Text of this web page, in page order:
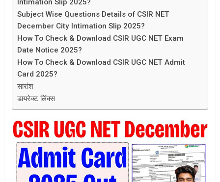
Intimation Slip 2025?
Subject Wise Questions Details of CSIR NET
December City Intimation Slip 2025?
How To Check & Download CSIR UGC NET Exam
Date Notice 2025?
How To Check & Download CSIR UGC NET Admit
Card 2025?
सारांश
डायरेक्ट लिंक्स